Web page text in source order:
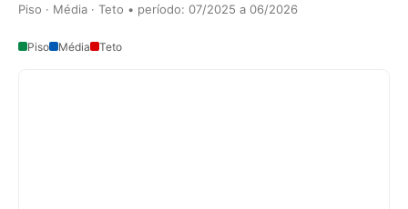
Piso · Média · Teto • período: 07/2025 a 06/2026
Piso Média Teto